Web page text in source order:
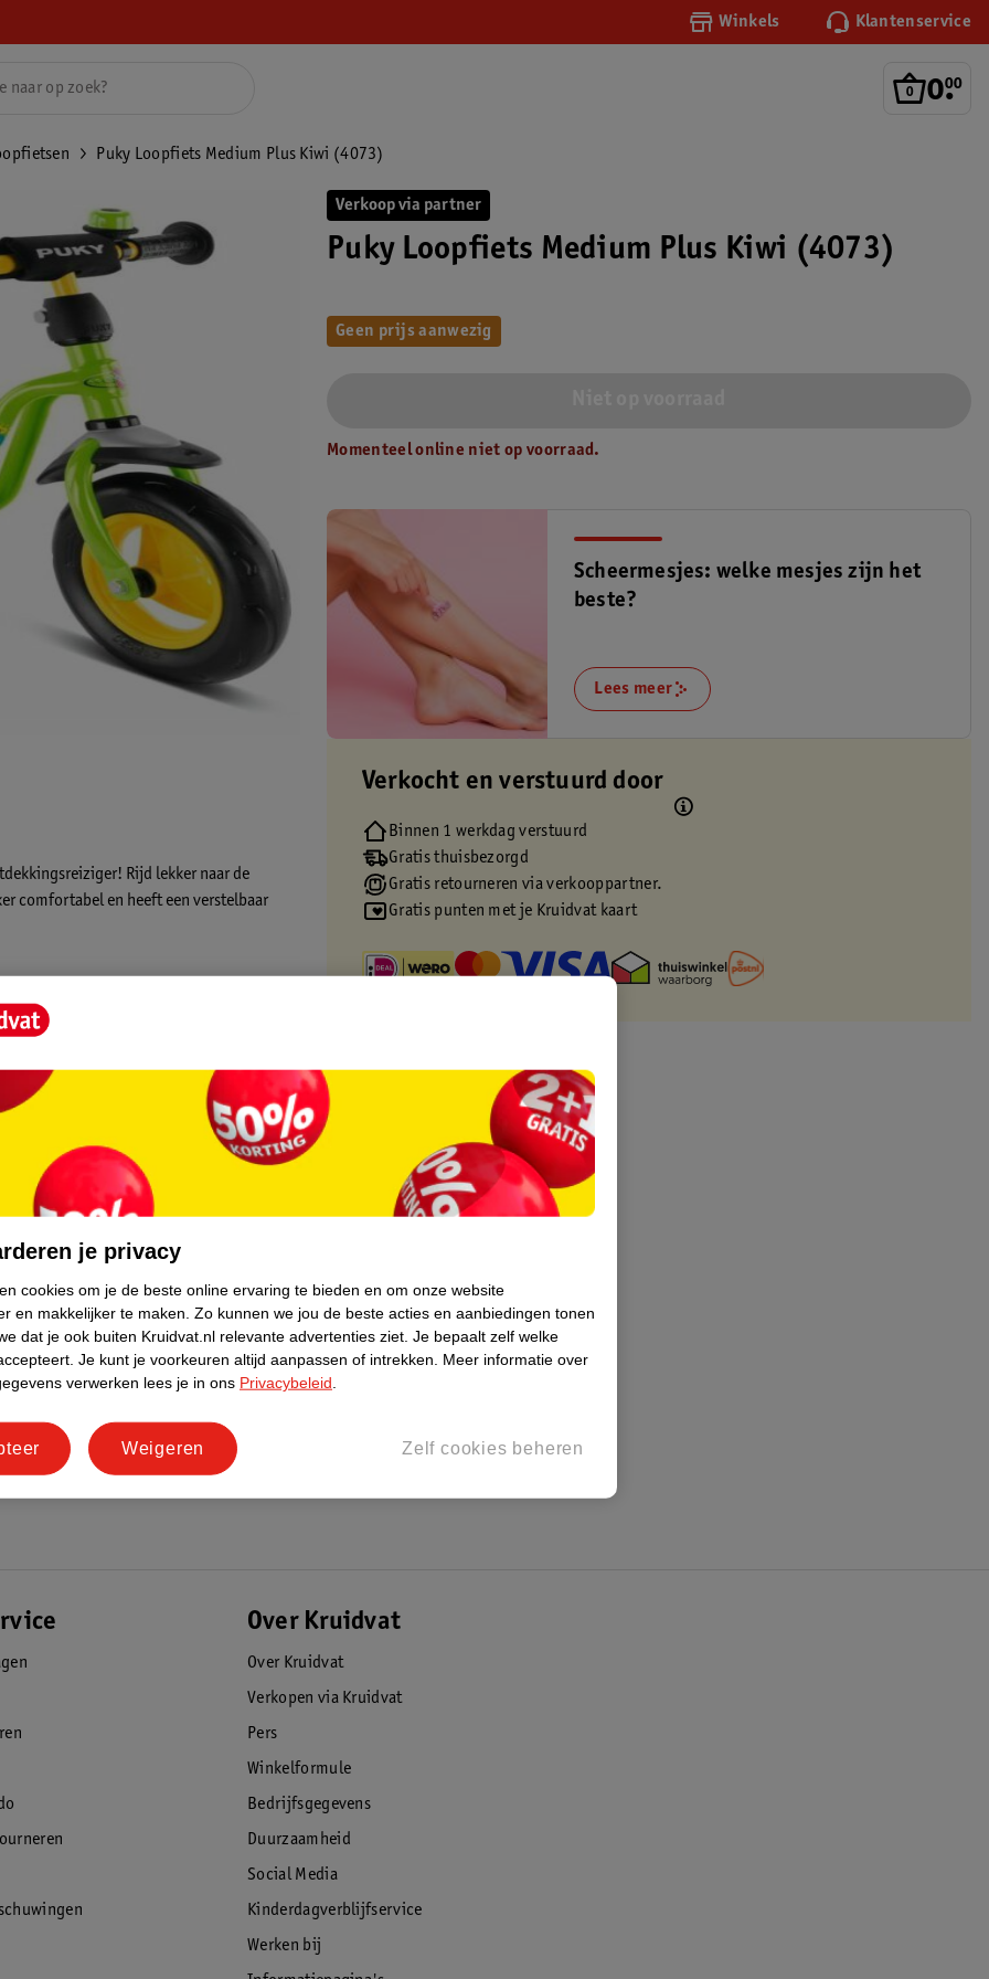
Winkels Klantenservice
0.
00
Puky Loopfiets Medium Plus Kiwi (4073)
Rijd lekker naar de
comfortabel en heeft een verstelbaar
geleverd en is eenvoudig in elkaar te
Verkoop via partner
Puky Loopfiets Medium Plus Kiwi (4073)
Geen prijs aanwezig
Momenteel online niet op voorraad.
Scheermesjes: welke mesjes zijn het
beste?
Lees meer
Verkocht en verstuurd door
Binnen 1 werkdag verstuurd
Gratis thuisbezorgd
Gratis retourneren via verkooppartner.
Gratis punten met je Kruidvat kaart
Over Kruidvat
Over Kruidvat
Verkopen via Kruidvat
Pers
Winkelformule
Bedrijfsgegevens
Duurzaamheid
Social Media
Kinderdagverblijfservice
Werken bij
je privacy
cookies om je de beste online ervaring te bieden en om onze website
en makkelijker te maken. Zo kunnen we jou de beste acties en aanbiedingen tonen
dat je ook buiten Kruidvat.nl relevante advertenties ziet. Je bepaalt zelf welke
Je kunt je voorkeuren altijd aanpassen of intrekken.
Meer informatie over
verwerken lees je in ons Privacybeleid
Zelf cookies beheren
Weigeren